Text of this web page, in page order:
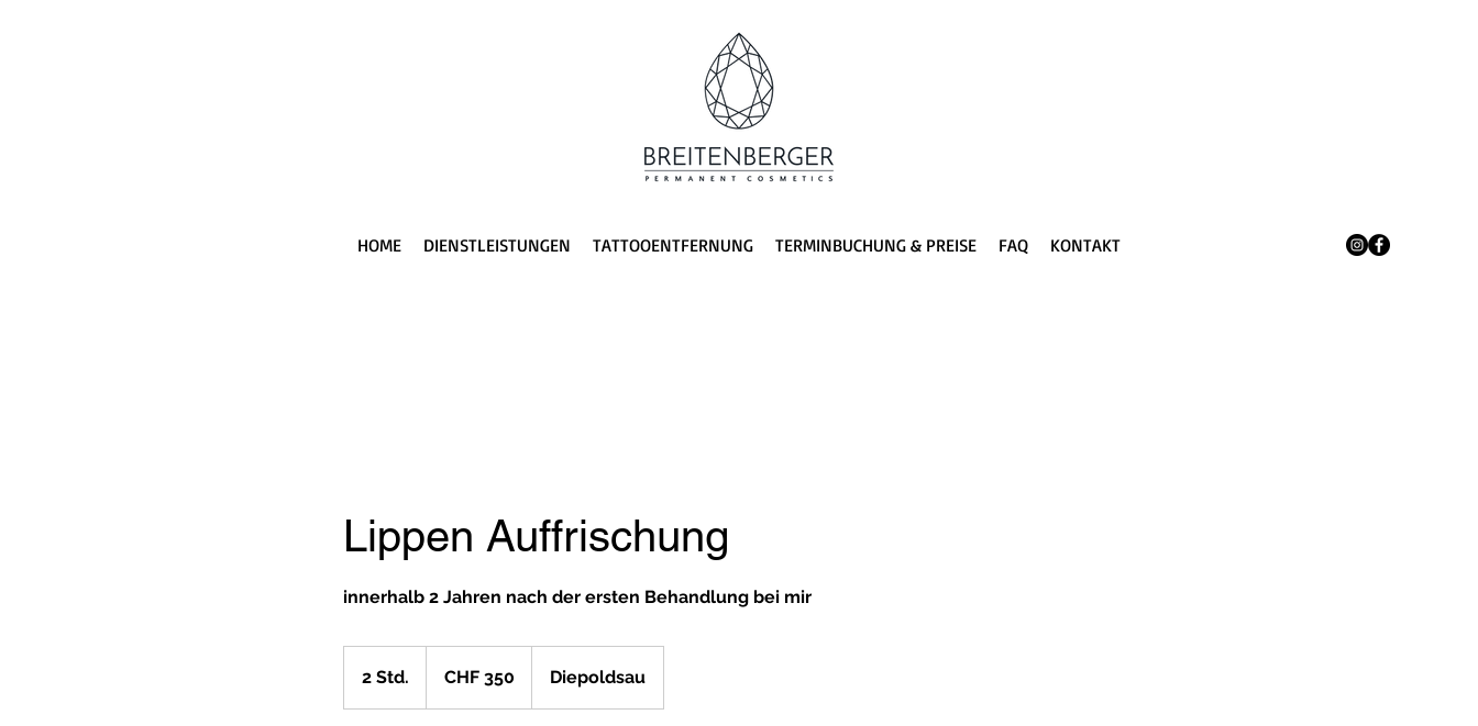
HOME DIENSTLEISTUNGEN TATTOOENTFERNUNG TERMINBUCHUNG & PREISE FAQ KONTAKT
Lippen Auffrischung
innerhalb 2 Jahren nach der ersten Behandlung bei mir
2 Std.
S
Franken
CHF 350 Diepoldsau